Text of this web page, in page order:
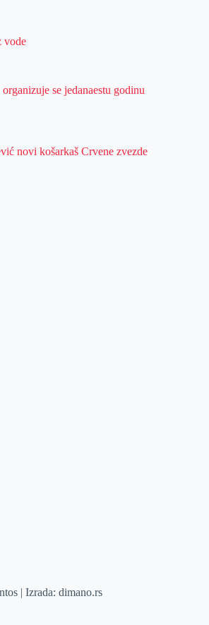
vode
se jedanaestu godinu
novi košarkaš Crvene zvezde
| Izrada:dimano.rs